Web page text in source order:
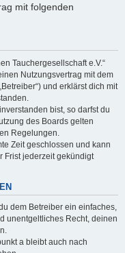
mit folgenden
Tauchergesellschaft e.V.“
Nutzungsvertrag mit dem
und erklärst dich mit
bist, so darfst du
des Boards gelten
Regelungen.
Zeit geschlossen und kann
Frist jederzeit gekündigt
dem Betreiber ein einfaches,
unentgeltliches Recht, deinen
a bleibt auch nach